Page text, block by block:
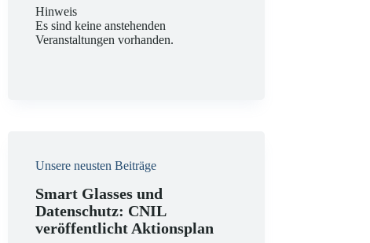
Hinweis
Es sind keine anstehenden
Veranstaltungen vorhanden.
Unsere neusten Beiträge
Smart Glasses und
Datenschutz: CNIL
veröffentlicht Aktionsplan